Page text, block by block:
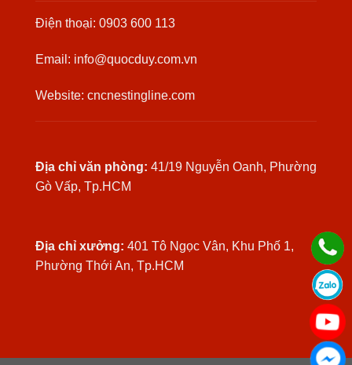
Điện thoại: 0903 600 113
Email: info@quocduy.com.vn
Website: cncnestingline.com
Địa chỉ văn phòng: 41/19 Nguyễn Oanh, Phường
Gò Vấp, Tp.HCM
Địa chỉ xưởng: 401 Tô Ngọc Vân, Khu Phố 1,
Phường Thới An, Tp.HCM